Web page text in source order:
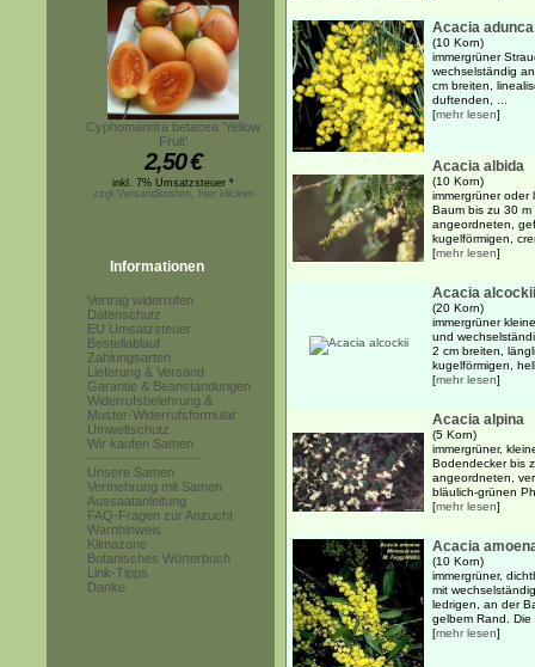
Cyphomandra betacea 'Yellow
Fruit'
2,50€
inkl. 7% Umsatzsteuer *
zzgl.Versandkosten, hier klicken
Informationen
Vertrag widerrufen
Datenschutz
EU Umsatzsteuer
Bestellablauf
Zahlungsarten
Lieferung & Versand
Garantie & Beanstandungen
Widerrufsbelehrung &
Muster-Widerrufsformular
Umweltschutz
Wir kaufen Samen
------------------------
Unsere Samen
Vermehrung mit Samen
Aussaatanleitung
FAQ-Fragen zur Anzucht
Warnhinweis
Klimazone
Botanisches Wörterbuch
Link-Tipps
Danke
Acacia adunca
(10 Korn)
immergrüner
wechselständig
cm breiten,
duftenden, ...
[mehr lesen]
Acacia albida
(10 Korn)
immergrüner oder
Baum bis zu 30
angeordneten,
kugelförmigen,
[mehr lesen]
Acacia alcockii
(20 Korn)
immergrüner
und
2 cm breiten,
kugelförmigen,
[mehr lesen]
Acacia alpina
(5 Korn)
immergrüner,
Bodendecker bis
angeordneten,
bläulich-grünen
[mehr lesen]
Acacia
(10 Korn)
immergrüner,
mit
ledrigen, an der
gelbem Rand.
[mehr lesen]